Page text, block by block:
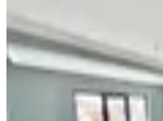
2+1·90 m²
2.875.000 ₺